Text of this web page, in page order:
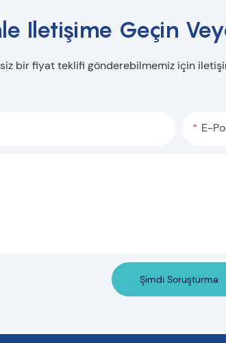
Iletişime Geçin
bir fiyat teklifi gönderebilmemiz için
E-
Şimdi Soruşturma